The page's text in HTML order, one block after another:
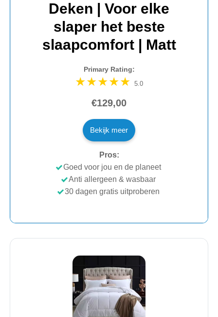
Deken | Voor elke
slaper het beste
slaapcomfort | Matt
Primary Rating:
5.0
€129,00
Bekijk meer
Pros:
Goed voor jou en de planeet
Anti allergeen & wasbaar
30 dagen gratis uitproberen